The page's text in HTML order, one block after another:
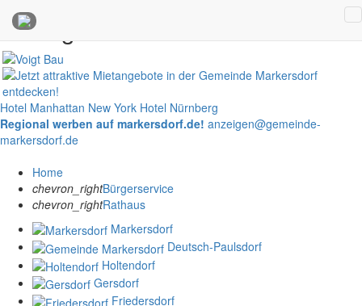
Anzeigen
Hotel Manhattan New York Hotel Nürnberg
Regional werben auf markersdorf.de! anzeigen@gemeinde-
markersdorf.de
Home
chevron_rightBürgerservice
chevron_rightRathaus
Markersdorf
Deutsch-Paulsdorf
Holtendorf
Gersdorf
Friedersdorf